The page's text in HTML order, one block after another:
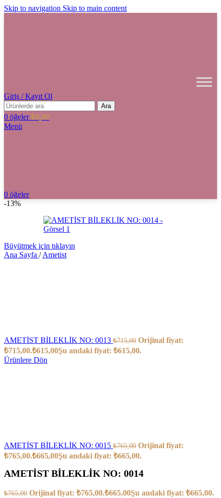
Skip to navigation Skip to main content
Giriş / Kayıt Ol
Ara
0 öğeler ₺0,00
Menü
0 öğeler
-13%
Büyütmek için tıklayın
Ana Sayfa / Ametist
AMETİST BİLEKLİK NO: 0013 ₺715,00 Orijinal fiyat:
₺715,00.₺615,00Şu andaki fiyat: ₺615,00.
Ürünlere Dön
AMETİST BİLEKLİK NO: 0015 ₺765,00 Orijinal fiyat:
₺765,00.₺665,00Şu andaki fiyat: ₺665,00.
AMETİST BİLEKLİK NO: 0014
₺765,00 Orijinal fiyat: ₺765,00.₺665,00Şu andaki fiyat: ₺665,00.